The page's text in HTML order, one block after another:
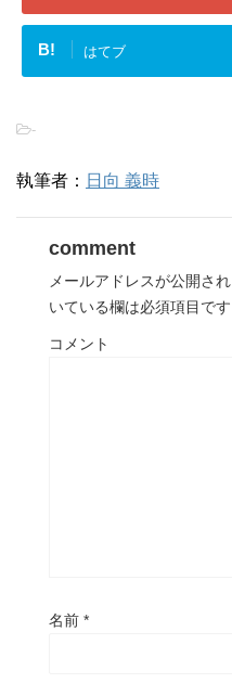
B! はてブ
-
執筆者： 日向 義時
comment
メールアドレスが公開さ
いている欄は必須項目です
コメント
名前 *